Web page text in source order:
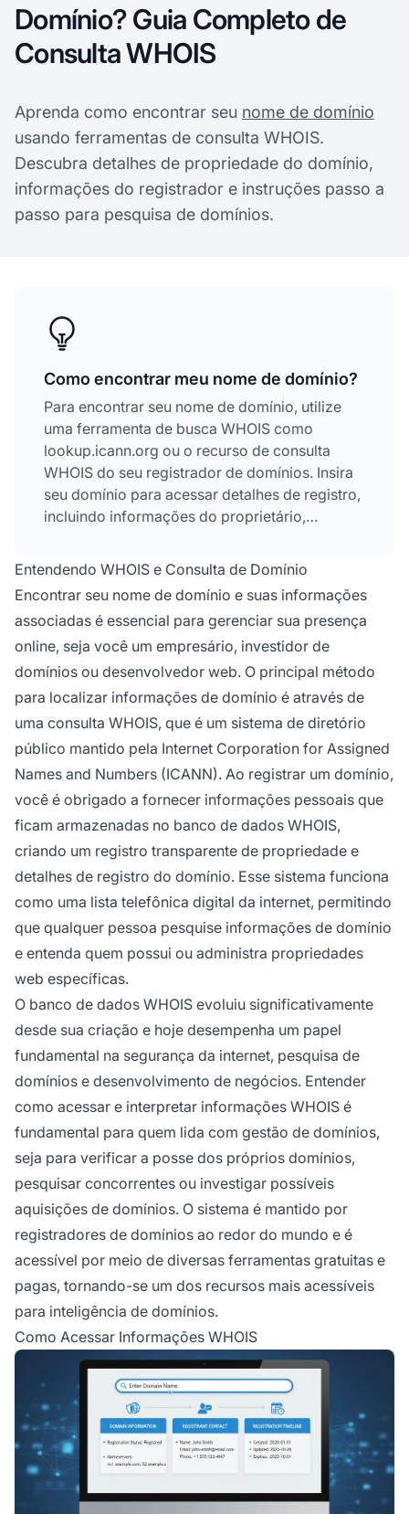
Domínio? Guia Completo de
Consulta WHOIS
Aprenda como encontrar seu nome de domínio
usando ferramentas de consulta WHOIS.
Descubra detalhes de propriedade do domínio,
informações do registrador e instruções passo a
passo para pesquisa de domínios.
Como encontrar meu nome de domínio?
Para encontrar seu nome de domínio, utilize
uma ferramenta de busca WHOIS como
lookup.icann.org ou o recurso de consulta
WHOIS do seu registrador de domínios. Insira
seu domínio para acessar detalhes de registro,
incluindo informações do proprietário,
registro.
Entendendo WHOIS e Consulta de Domínio
Encontrar seu nome de domínio e suas informações
associadas é essencial para gerenciar sua presença
online, seja você um empresário, investidor de
domínios ou desenvolvedor web. O principal método
para localizar informações de domínio é através de
uma consulta WHOIS, que é um sistema de diretório
público mantido pela Internet Corporation for Assigned
Names and Numbers (ICANN). Ao registrar um domínio,
você é obrigado a fornecer informações pessoais que
ficam armazenadas no banco de dados WHOIS,
criando um registro transparente de propriedade e
detalhes de registro do domínio. Esse sistema funciona
como uma lista telefônica digital da internet, permitindo
que qualquer pessoa pesquise informações de domínio
e entenda quem possui ou administra propriedades
web específicas.
O banco de dados WHOIS evoluiu significativamente
desde sua criação e hoje desempenha um papel
fundamental na segurança da internet, pesquisa de
domínios e desenvolvimento de negócios. Entender
como acessar e interpretar informações WHOIS é
fundamental para quem lida com gestão de domínios,
seja para verificar a posse dos próprios domínios,
pesquisar concorrentes ou investigar possíveis
aquisições de domínios. O sistema é mantido por
registradores de domínios ao redor do mundo e é
acessível por meio de diversas ferramentas gratuitas e
pagas, tornando-se um dos recursos mais acessíveis
para inteligência de domínios.
Como Acessar Informações WHOIS